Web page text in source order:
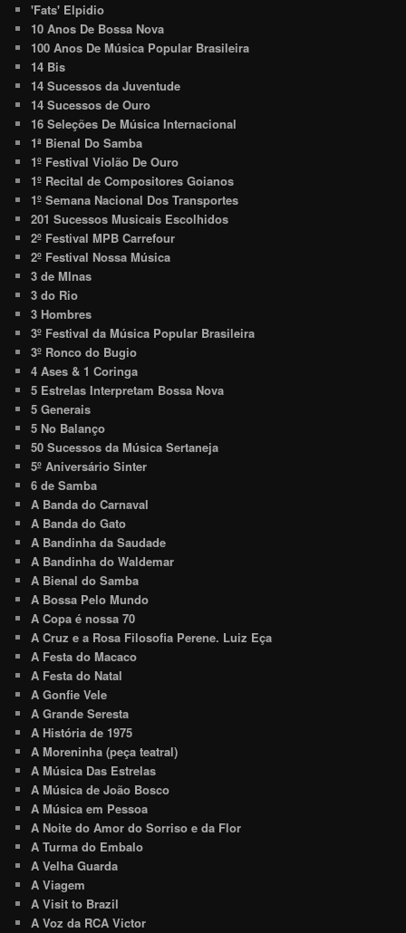
'Fats' Elpidio
10 Anos De Bossa Nova
100 Anos De Música Popular Brasileira
14 Bis
14 Sucessos da Juventude
14 Sucessos de Ouro
16 Seleções De Música Internacional
1ª Bienal Do Samba
1º Festival Violão De Ouro
1º Recital de Compositores Goianos
1º Semana Nacional Dos Transportes
201 Sucessos Musicais Escolhidos
2º Festival MPB Carrefour
2º Festival Nossa Música
3 de MInas
3 do Rio
3 Hombres
3º Festival da Música Popular Brasileira
3º Ronco do Bugio
4 Ases & 1 Coringa
5 Estrelas Interpretam Bossa Nova
5 Generais
5 No Balanço
50 Sucessos da Música Sertaneja
5º Aniversário Sinter
6 de Samba
A Banda do Carnaval
A Banda do Gato
A Bandinha da Saudade
A Bandinha do Waldemar
A Bienal do Samba
A Bossa Pelo Mundo
A Copa é nossa 70
A Cruz e a Rosa Filosofia Perene. Luiz Eça
A Festa do Macaco
A Festa do Natal
A Gonfie Vele
A Grande Seresta
A História de 1975
A Moreninha (peça teatral)
A Música Das Estrelas
A Música de João Bosco
A Música em Pessoa
A Noite do Amor do Sorriso e da Flor
A Turma do Embalo
A Velha Guarda
A Viagem
A Visit to Brazil
A Voz da RCA Victor